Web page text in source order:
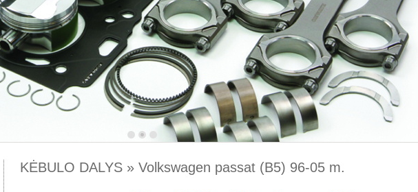
KĖBULO DALYS » Volkswagen passat (B5) 96-05 m.